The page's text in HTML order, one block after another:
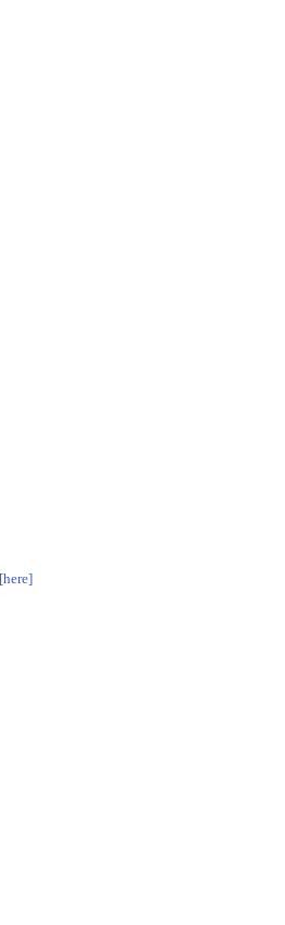
[here]